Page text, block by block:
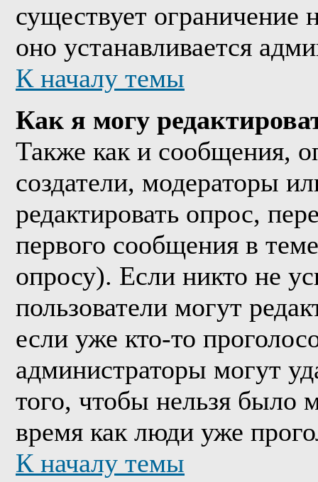
существует ограничение
оно устанавливается
К началу темы
Как я могу
Также как и сообщения,
создатели, модераторы
редактировать опрос,
первого сообщения в
опросу). Если никто не
пользователи могут
если уже кто-то
администраторы могут
того, чтобы нельзя было
время как люди уже
К началу темы